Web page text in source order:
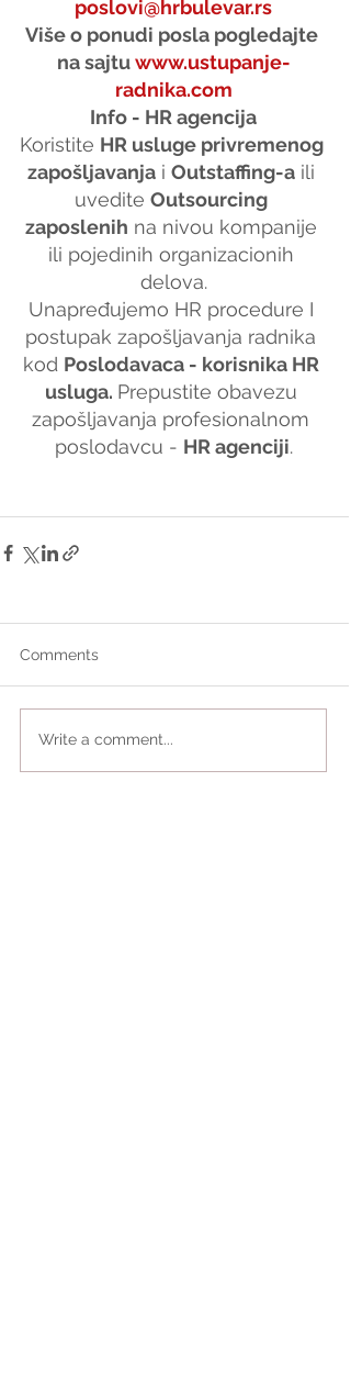
poslovi@hrbulevar.rs
Više o ponudi posla pogledajte
na sajtu www.ustupanje-
radnika.com
Info - HR agencija
Koristite HR usluge privremenog
zapošljavanja i Outstaffing-a ili
uvedite Outsourcing
zaposlenih na nivou kompanije
ili pojedinih organizacionih
delova.
Unapređujemo HR procedure I
postupak zapošljavanja radnika
kod Poslodavaca - korisnika HR
usluga. Prepustite obavezu
zapošljavanja profesionalnom
poslodavcu - HR agenciji.
Comments
Write a comment...